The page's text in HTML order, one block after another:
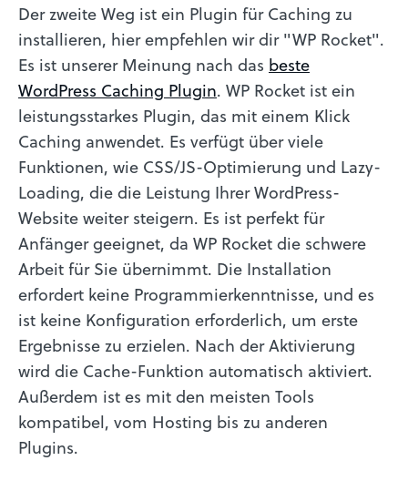
Der zweite Weg ist ein Plugin für Caching zu
installieren, hier empfehlen wir dir "WP Rocket".
Es ist unserer Meinung nach das beste
WordPress Caching Plugin. WP Rocket ist ein
leistungsstarkes Plugin, das mit einem Klick
Caching anwendet. Es verfügt über viele
Funktionen, wie CSS/JS-Optimierung und Lazy-
Loading, die die Leistung Ihrer WordPress-
Website weiter steigern. Es ist perfekt für
Anfänger geeignet, da WP Rocket die schwere
Arbeit für Sie übernimmt. Die Installation
erfordert keine Programmierkenntnisse, und es
ist keine Konfiguration erforderlich, um erste
Ergebnisse zu erzielen. Nach der Aktivierung
wird die Cache-Funktion automatisch aktiviert.
Außerdem ist es mit den meisten Tools
kompatibel, vom Hosting bis zu anderen
Plugins.